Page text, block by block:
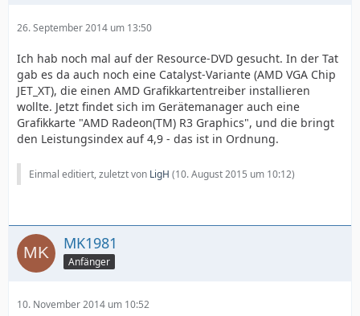
26. September 2014 um 13:50
Ich hab noch mal auf der Resource-DVD gesucht. In der Tat
gab es da auch noch eine Catalyst-Variante (AMD VGA Chip
JET_XT), die einen AMD Grafikkartentreiber installieren
wollte. Jetzt findet sich im Gerätemanager auch eine
Grafikkarte "AMD Radeon(TM) R3 Graphics", und die bringt
den Leistungsindex auf 4,9 - das ist in Ordnung.
Einmal editiert, zuletzt von LigH (10. August 2015 um 10:12)
MK1981
Anfänger
10. November 2014 um 10:52